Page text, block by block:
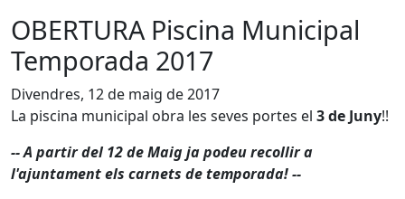
OBERTURA Piscina Municipal
Temporada 2017
Divendres, 12 de maig de 2017
La piscina municipal obra les seves portes el 3 de Juny!!
-- A partir del 12 de Maig ja podeu recollir a
l'ajuntament els carnets de temporada! --